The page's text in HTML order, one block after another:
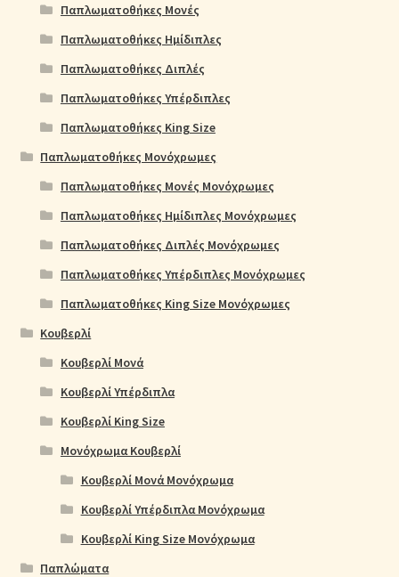
Παπλωματοθήκες Μονές
Παπλωματοθήκες Ημίδιπλες
Παπλωματοθήκες Διπλές
Παπλωματοθήκες Υπέρδιπλες
Παπλωματοθήκες King Size
Παπλωματοθήκες Μονόχρωμες
Παπλωματοθήκες Μονές Μονόχρωμες
Παπλωματοθήκες Ημίδιπλες Μονόχρωμες
Παπλωματοθήκες Διπλές Μονόχρωμες
Παπλωματοθήκες Υπέρδιπλες Μονόχρωμες
Παπλωματοθήκες King Size Μονόχρωμες
Κουβερλί
Κουβερλί Μονά
Κουβερλί Υπέρδιπλα
Κουβερλί King Size
Μονόχρωμα Κουβερλί
Κουβερλί Μονά Μονόχρωμα
Κουβερλί Υπέρδιπλα Μονόχρωμα
Κουβερλί King Size Μονόχρωμα
Παπλώματα